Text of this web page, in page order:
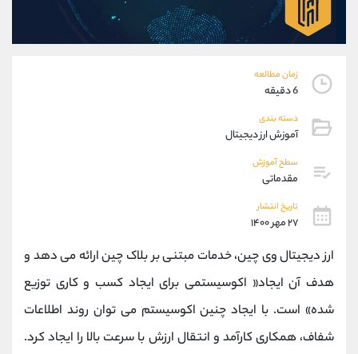
زمان مطالعه
6 دقیقه
دسته بندی
آموزش ارز دیجیتال
سطح آموزش
مقدماتی
تاریخ انتشار
۲۷ مهر ۱۴۰۰
ارز دیجیتال وی چین، خدمات مبتنی بر بلاک چین ارائه می دهد و
هدف آن ایجاد« اکوسیستمی برای ایجاد کسب و کاری توزیع
شده» است. با ایجاد چنین اکوسیستم می توان روند اطلاعات
شفاف، همکاری کارآمد و انتقال ارزش با سرعت بالا را ایجاد کرد.
09101364784
واتساپ شروع گفتگو
تلگرام @Armteam_admin_104
موبایل
تلگرام
تلفن 021-22021030
تلفن 021-22021040
بدون پیش شماره 90001030
کانال تلگرام @alirezamehrabi_com